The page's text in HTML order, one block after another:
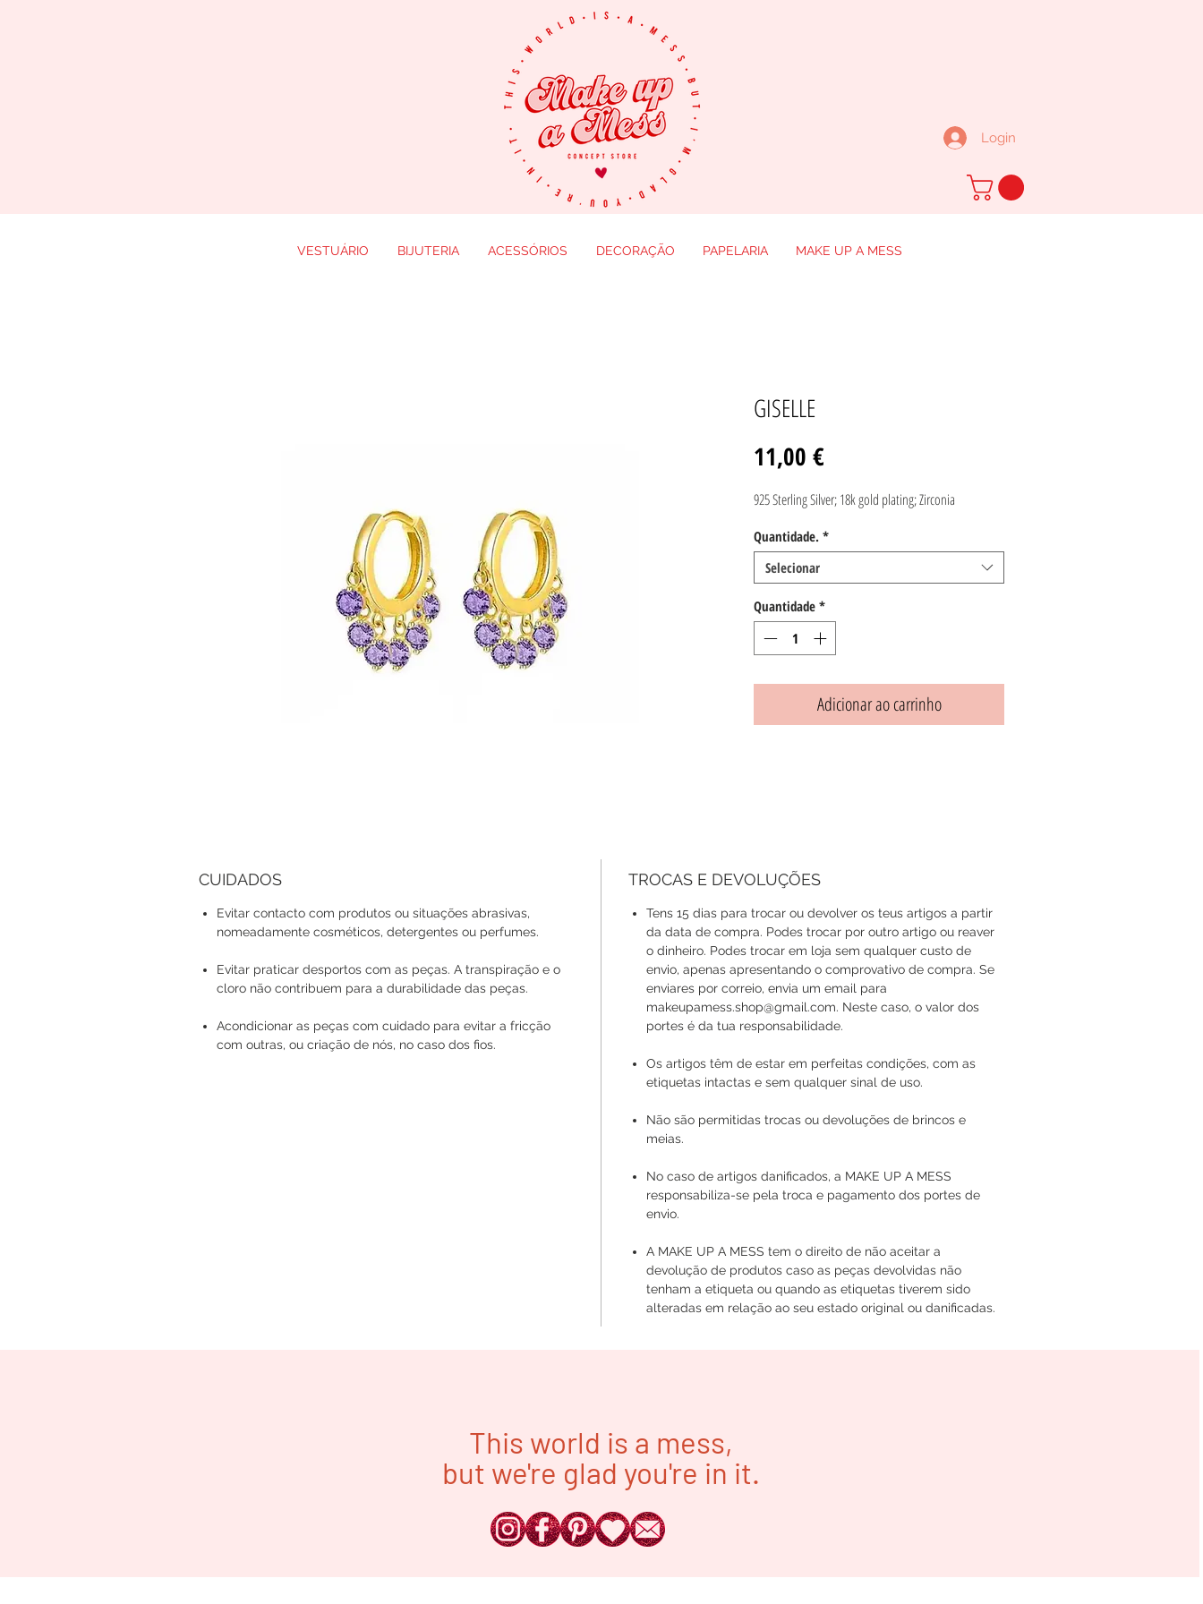
Login
GISELLE
11,00 €
925 Sterling Silver; 18k gold plating; Zirconia
Quantidade. *
Selecionar
Quantidade *
Adicionar ao carrinho
CUIDADOS
Evitar contacto com produtos ou situações abrasivas,
nomeadamente cosméticos, detergentes ou perfumes.
Evitar praticar desportos com as peças. A transpiração e o
cloro não contribuem para a durabilidade das peças.
Acondicionar as peças com cuidado para evitar a fricção
com outras, ou criação de nós, no caso dos fios.
TROCAS E DEVOLUÇÕES
Tens 15 dias para trocar ou devolver os teus artigos a partir
da data de compra. Podes trocar por outro artigo ou reaver
o dinheiro. Podes trocar em loja sem qualquer custo de
envio, apenas apresentando o comprovativo de compra. Se
enviares por correio, envia um email para
makeupamess.shop@gmail.com. Neste caso, o valor dos
portes é da tua responsabilidade.
Os artigos têm de estar em perfeitas condições, com as
etiquetas intactas e sem qualquer sinal de uso.
Não são permitidas trocas ou devoluções de brincos e
meias.
No caso de artigos danificados, a MAKE UP A MESS
responsabiliza-se pela troca e pagamento dos portes de
envio.
A MAKE UP A MESS tem o direito de não aceitar a
devolução de produtos caso as peças devolvidas não
tenham a etiqueta ou quando as etiquetas tiverem sido
alteradas em relação ao seu estado original ou danificadas.
VESTUÁRIO BIJUTERIA ACESSÓRIOS DECORAÇÃO PAPELARIA MAKE UP A MESS
This world is a mess,
but we're glad you're in it.